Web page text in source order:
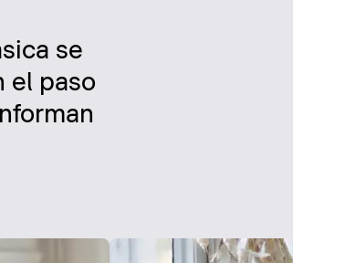
se
el paso